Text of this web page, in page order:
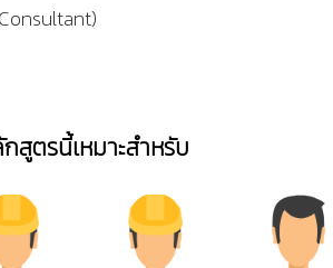
สูตรนี้เหมาะสำหรับ